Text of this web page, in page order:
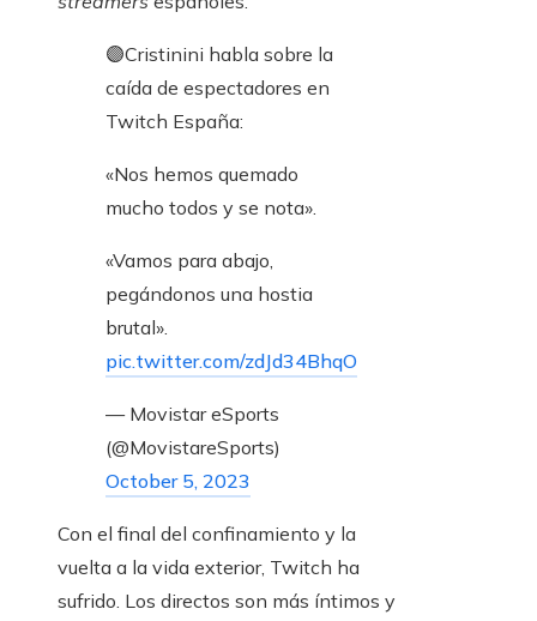
🟣Cristinini habla sobre la
caída de espectadores en
Twitch España:
«Nos hemos quemado
mucho todos y se nota».
«Vamos para abajo,
pegándonos una hostia
brutal».
pic.twitter.com/zdJd34BhqO
— Movistar eSports
(@MovistareSports)
October 5, 2023
Con el final del confinamiento y la
vuelta a la vida exterior, Twitch ha
sufrido. Los directos son más íntimos y